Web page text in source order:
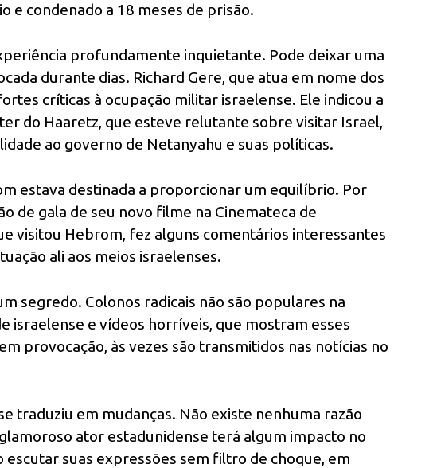
e condenado a 18 meses de prisão.
profundamente inquietante. Pode deixar uma
durante dias. Richard Gere, que atua em nome dos
críticas à ocupação militar israelense. Ele indicou a
do Haaretz, que esteve relutante sobre visitar Israel,
ao governo de Netanyahu e suas políticas.
estava destinada a proporcionar um equilíbrio. Por
de gala de seu novo filme na Cinemateca de
visitou Hebrom, fez alguns comentários interessantes
ali aos meios israelenses.
segredo. Colonos radicais não são populares na
israelense e vídeos horríveis, que mostram esses
provocação, às vezes são transmitidos nas notícias no
traduziu em mudanças. Não existe nenhuma razão
ator estadunidense terá algum impacto no
suas expressões sem filtro de choque, em